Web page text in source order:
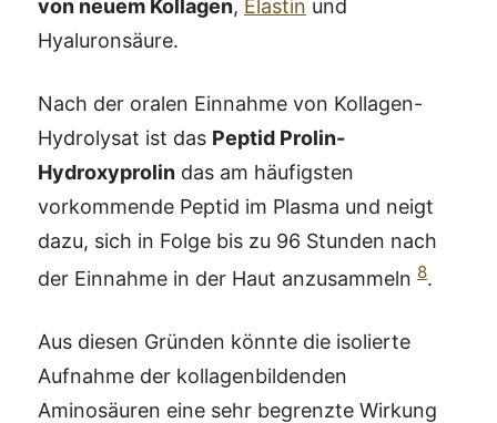
von neuem Kollagen, Elastin und
Hyaluronsäure.
Nach der oralen Einnahme von Kollagen-
Hydrolysat ist das Peptid Prolin-
Hydroxyprolin das am häufigsten
vorkommende Peptid im Plasma und neigt
dazu, sich in Folge bis zu 96 Stunden nach
der Einnahme in der Haut anzusammeln 8.
Aus diesen Gründen könnte die isolierte
Aufnahme der kollagenbildenden
Aminosäuren eine sehr begrenzte Wirkung